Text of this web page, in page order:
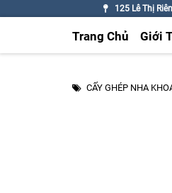
125 Lê Thị
Trang Chủ Giới
CẤY GHÉP NHA